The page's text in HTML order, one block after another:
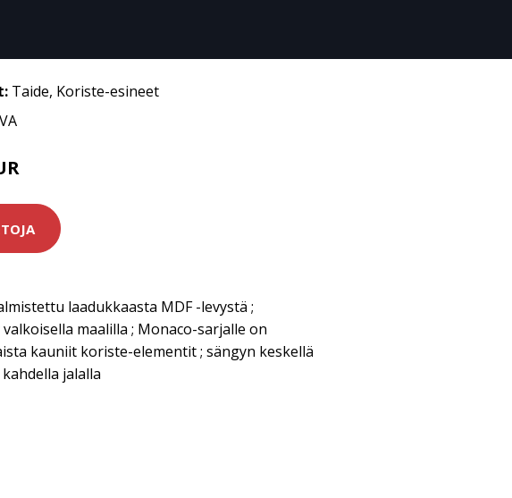
Taide, Koriste-esineet
laadukkaasta MDF -levystä ;
maalilla ; Monaco-sarjalle on
kauniit koriste-elementit ; sängyn keskellä
jalalla